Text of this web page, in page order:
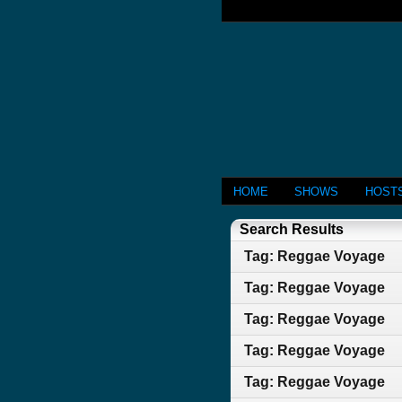
HOME SHOWS
Search Results
Tag: Reggae Voyage
Tag: Reggae Voyage
Tag: Reggae Voyage
Tag: Reggae Voyage
Tag: Reggae Voyage